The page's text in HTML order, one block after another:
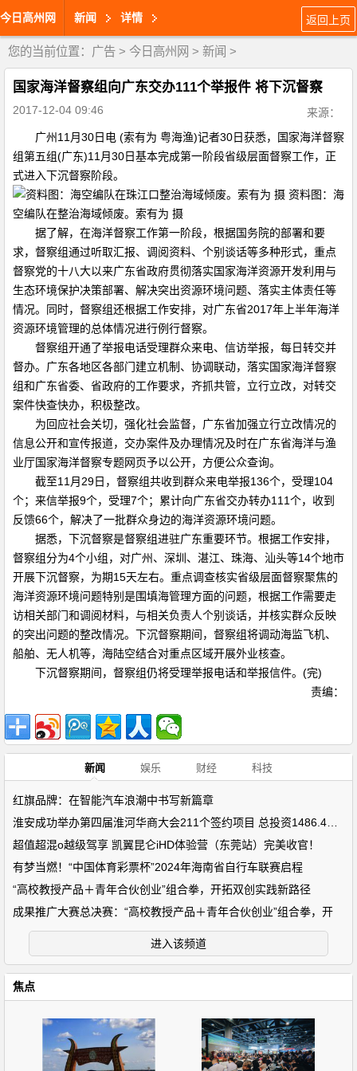
今日高州网 新闻 详情 返回上页
您的当前位置： 广告 > 今日高州网 > 新闻 >
国家海洋督察组向广东交办111个举报件 将下沉督察
2017-12-04 09:46
来源：
广州11月30日电 (索有为 粤海渔)记者30日获悉，国家海洋督察
组第五组(广东)11月30日基本完成第一阶段省级层面督察工作，正
式进入下沉督察阶段。
资料图：海
空编队在整治海域倾废。索有为 摄
据了解，在海洋督察工作第一阶段，根据国务院的部署和要
求，督察组通过听取汇报、调阅资料、个别谈话等多种形式，重点
督察党的十八大以来广东省政府贯彻落实国家海洋资源开发利用与
生态环境保护决策部署、解决突出资源环境问题、落实主体责任等
情况。同时，督察组还根据工作安排，对广东省2017年上半年海洋
资源环境管理的总体情况进行例行督察。
督察组开通了举报电话受理群众来电、信访举报，每日转交并
督办。广东各地区各部门建立机制、协调联动，落实国家海洋督察
组和广东省委、省政府的工作要求，齐抓共管，立行立改，对转交
案件快查快办，积极整改。
为回应社会关切，强化社会监督，广东省加强立行立改情况的
信息公开和宣传报道，交办案件及办理情况及时在广东省海洋与渔
业厅国家海洋督察专题网页予以公开，方便公众查询。
截至11月29日，督察组共收到群众来电举报136个，受理104
个；来信举报9个，受理7个；累计向广东省交办转办111个，收到
反馈66个，解决了一批群众身边的海洋资源环境问题。
据悉，下沉督察是督察组进驻广东重要环节。根据工作安排，
督察组分为4个小组，对广州、深圳、湛江、珠海、汕头等14个地市
开展下沉督察，为期15天左右。重点调查核实省级层面督察聚焦的
海洋资源环境问题特别是围填海管理方面的问题，根据工作需要走
访相关部门和调阅材料，与相关负责人个别谈话，并核实群众反映
的突出问题的整改情况。下沉督察期间，督察组将调动海监飞机、
船舶、无人机等，海陆空结合对重点区域开展外业核查。
下沉督察期间，督察组仍将受理举报电话和举报信件。(完)
责编：
新闻 娱乐 财经 科技
红旗品牌：在智能汽车浪潮中书写新篇章
超值超混o越级驾享 凯翼昆仑iHD体验营（东莞站）完美收官！
有梦当燃！“中国体育彩票杯”2024年海南省自行车联赛启程
“高校教授产品＋青年合伙创业”组合拳，开拓双创实践新路径
成果推广大赛总决赛：“高校教授产品＋青年合伙创业”组合拳，开
进入该频道
焦点